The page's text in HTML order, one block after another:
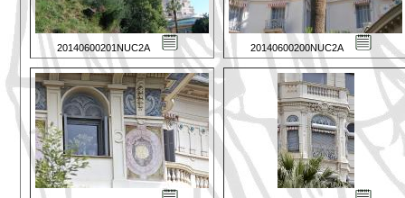
20140600201NUC2A 20140600200NUC2A